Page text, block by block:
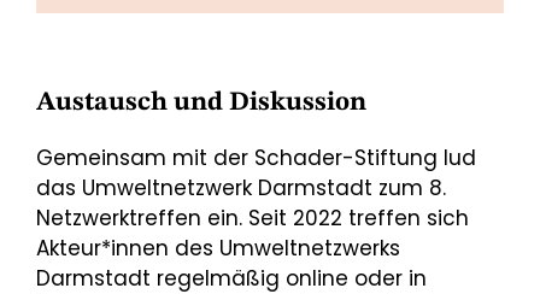
Austausch und Diskussion
Gemeinsam mit der Schader-Stiftung lud
das Umweltnetzwerk Darmstadt zum 8.
Netzwerktreffen ein. Seit 2022 treffen sich
Akteur*innen des Umweltnetzwerks
Darmstadt regelmäßig online oder in